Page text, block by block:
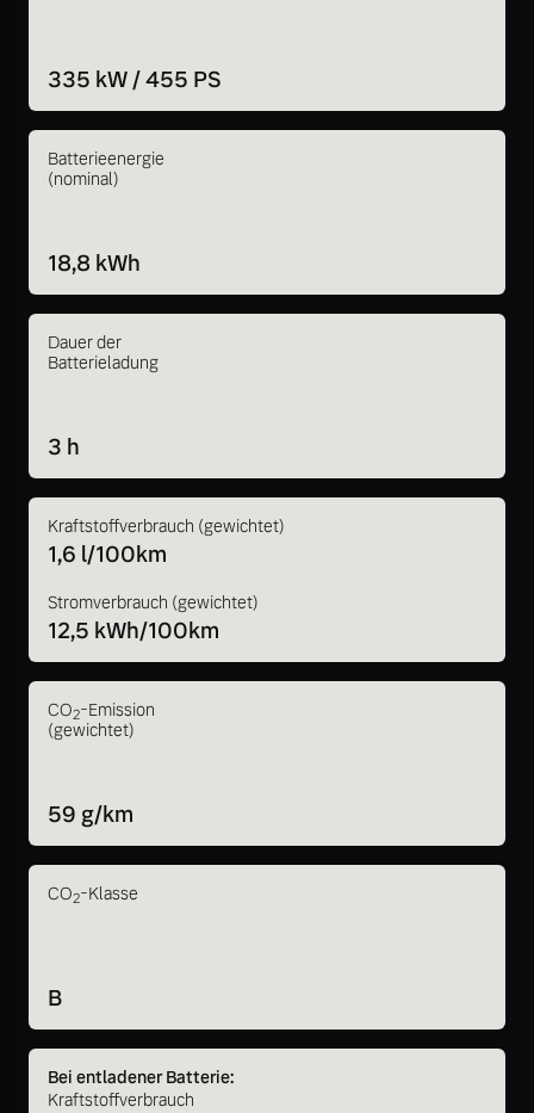
335 kW / 455 PS
Batterieenergie
(nominal)
18,8 kWh
Dauer der
Batterieladung
3 h
Kraftstoffverbrauch (gewichtet)
1,6 l/100km
Stromverbrauch (gewichtet)
12,5 kWh/100km
CO2-Emission
(gewichtet)
59 g/km
CO2-Klasse
B
Bei entladener Batterie:
Kraftstoffverbrauch